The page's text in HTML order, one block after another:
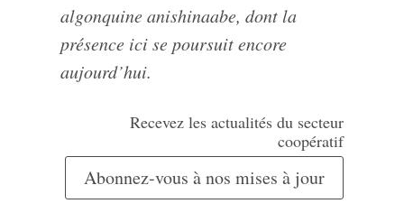
algonquine anishinaabe, dont la
présence ici se poursuit encore
aujourd’hui.
Recevez les actualités du secteur
coopératif
Abonnez-vous à nos mises à jour